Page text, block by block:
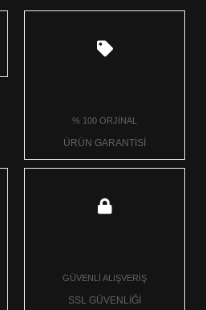
% 100 ORJİNAL
ÜRÜN GARANTİSİ
GÜVENLİ ALIŞVERİŞ
SSL GÜVENLİĞİ